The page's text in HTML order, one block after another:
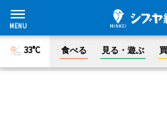
33°C 食べる 見る・遊ぶ